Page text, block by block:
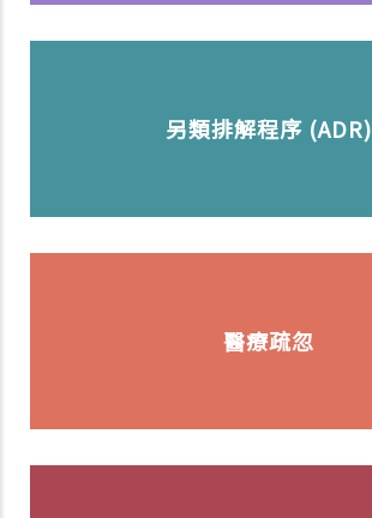
另類排解程序 (ADR)
醫療疏忽